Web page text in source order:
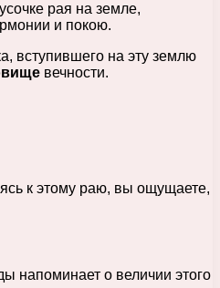
рая на земле,
и покою.
вступившего на эту землю
вечности.
к этому раю, вы ощущаете,
напоминает о величии этого